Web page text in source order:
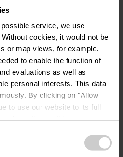
service, we use
Without cookies, it would not be
or map views, for example.
to enable the function of
evaluations as well as
personal interests. This data
By clicking on "Allow
to use our website to its full
de
pratiques